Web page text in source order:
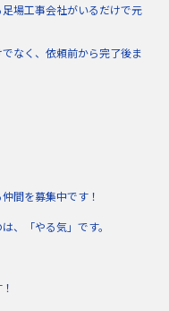
場工事会社がいるだけで元
なく、依頼前から完了後ま
間を募集中です！
、「やる気」です。